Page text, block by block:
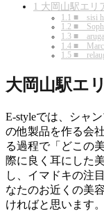
1 大岡山駅エリ
1.1 ■ sisi
1.2 ■
1.3 ■
1.4 ■
1.5 ■
大岡山駅エ
E-styleでは、シャ
の他製品を作る会
る過程で「どこの
際に良く耳にした
し、イマドキの注
なたのお近くの美
ければと思います。